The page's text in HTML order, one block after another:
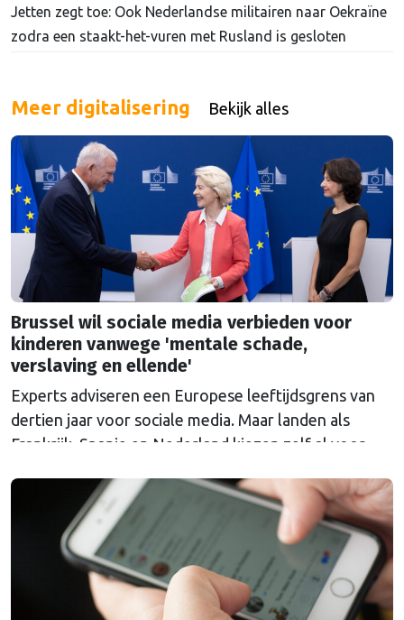
Jetten zegt toe: Ook Nederlandse militairen naar Oekraïne
zodra een staakt-het-vuren met Rusland is gesloten
Meer digitalisering Bekijk alles
Brussel wil sociale media verbieden voor
kinderen vanwege 'mentale schade,
verslaving en ellende'
Experts adviseren een Europese leeftijdsgrens van
dertien jaar voor sociale media. Maar landen als
Frankrijk, Spanje en Nederland kiezen zelf al voor